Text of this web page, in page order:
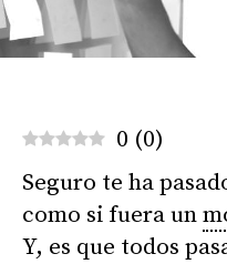
0 (0)
Seguro te ha
como si fuera un
Y, es que todos